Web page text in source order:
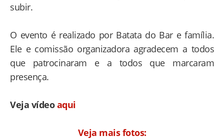
subir.
O evento é realizado por Batata do Bar e família.
Ele e comissão organizadora agradecem a todos
que patrocinaram e a todos que marcaram
presença.
Veja vídeoaqui
Veja mais fotos: